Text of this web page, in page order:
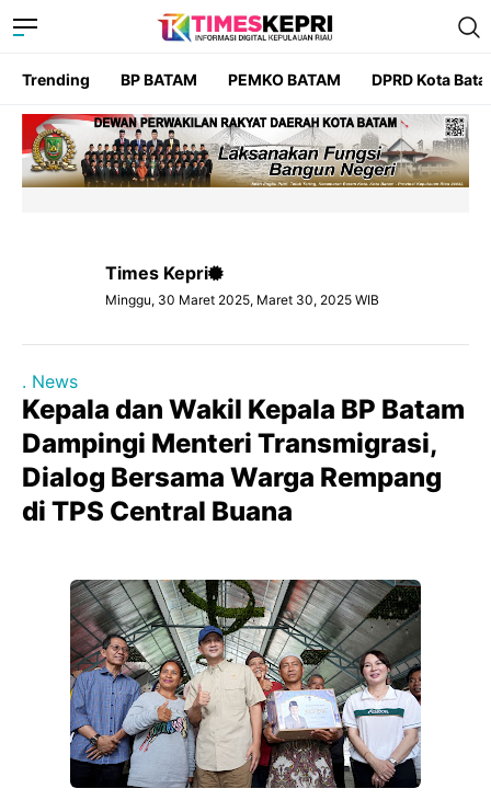
Trending BP BATAM PEMKO BATAM DPRD Kota
Times Kepri
Minggu, 30 Maret 2025, Maret 30, 2025 WIB
. News
Kepala dan Wakil Kepala BP Batam
Dampingi Menteri Transmigrasi,
Dialog Bersama Warga Rempang
di TPS Central Buana